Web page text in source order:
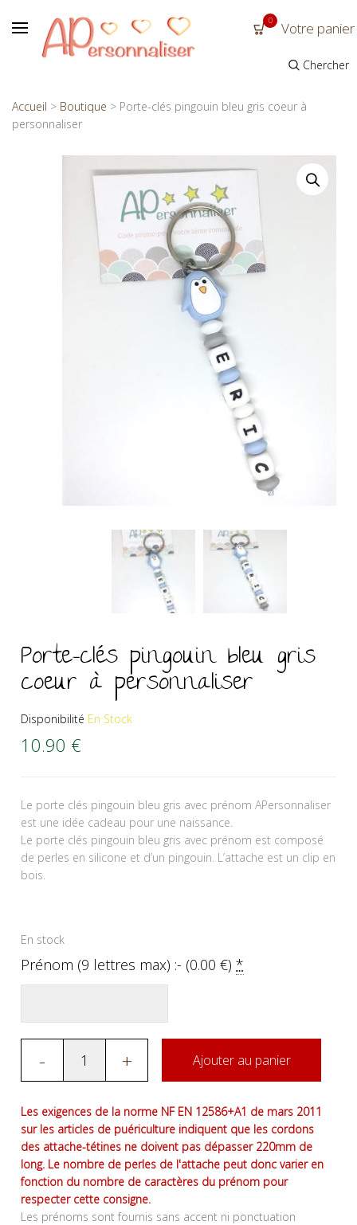
0 Votre panier
Chercher
Accueil > Boutique > Porte-clés pingouin bleu gris coeur à
personnaliser
Porte-clés pingouin bleu gris
coeur à personnaliser
Disponibilité En Stock
10.90 €
Le porte clés pingouin bleu gris avec prénom APersonnaliser
est une idée cadeau pour une naissance.
Le porte clés pingouin bleu gris avec prénom est composé
de perles en silicone et d’un pingouin. L’attache est un clip en
bois.
En stock
Prénom (9 lettres max) :- (0.00€)*
- + Ajouter au panier
Les exigences de la norme NF EN 12586+A1 de mars 2011
sur les articles de puériculture indiquent que les cordons
des attache-tétines ne doivent pas dépasser 220mm de
long. Le nombre de perles de l'attache peut donc varier en
fonction du nombre de caractères du prénom pour
respecter cette consigne.
Les prénoms sont fournis sans accent ni ponctuation